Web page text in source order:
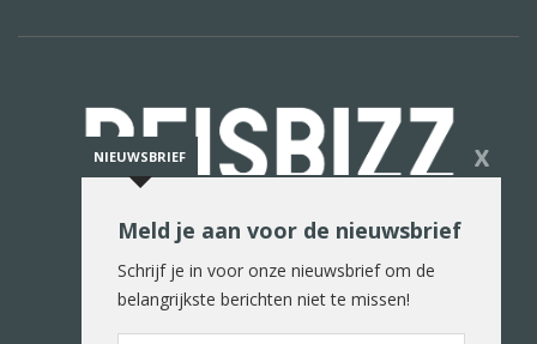
De reiswereld in woord en beeld
NIEUWSBRIEF X
Meld je aan voor de nieuwsbrief
Schrijf je in voor onze nieuwsbrief om de
belangrijkste berichten niet te missen!